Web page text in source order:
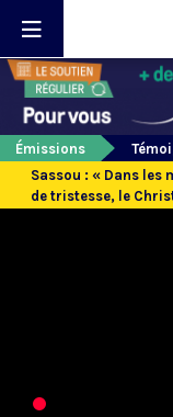
Émissions
Sassou : « Dans les
de tristesse, le